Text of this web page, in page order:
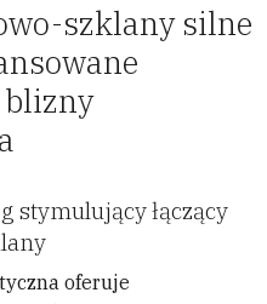
szklany silne
blizny
stymulujący łączący
oferuje